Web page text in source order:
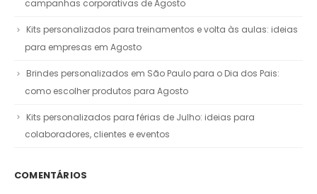
campanhas corporativas de Agosto
Kits personalizados para treinamentos e volta às aulas: ideias
para empresas em Agosto
Brindes personalizados em São Paulo para o Dia dos Pais:
como escolher produtos para Agosto
Kits personalizados para férias de Julho: ideias para
colaboradores, clientes e eventos
COMENTÁRIOS